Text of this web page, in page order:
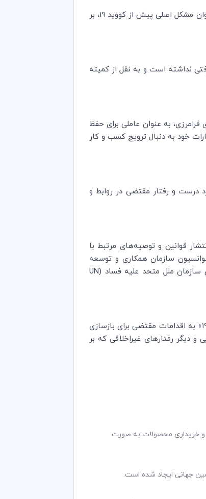
) خاطرنشان کرد، که اکثر جمعیت آمریکای لاتین معتقدند که فساد، به عنوان مشکل اصلی پیش از کووید ‌19، بر
به عنوان عاملی برای حفظ
خود به دنبال ترویج کسب و کار
از عملکرد درست و رفتار مقتضی در روابط و
انتشار قوانین و توصیه‌های مرتبط با
سازمان همکاری و توسعه
سازمان ملل متحد علیه فساد (UN
)، با انتشار رهنمودی تحت عنوان «صداقت و پایبندی به اصول اخلاقی برای پاسخ به بحران کووید ۱۹» به اقدامات مقتضی برای بازسازی
پول‌شویی و دیگر رفتارهای غیراخلاقی که بر
و خریداری محصولات به صورت
جهانی ایجاد شده است.